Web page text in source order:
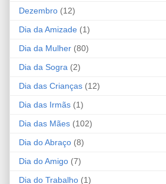
Dezembro (12)
Dia da Amizade (1)
Dia da Mulher (80)
Dia da Sogra (2)
Dia das Crianças (12)
Dia das Irmãs (1)
Dia das Mães (102)
Dia do Abraço (8)
Dia do Amigo (7)
Dia do Trabalho (1)